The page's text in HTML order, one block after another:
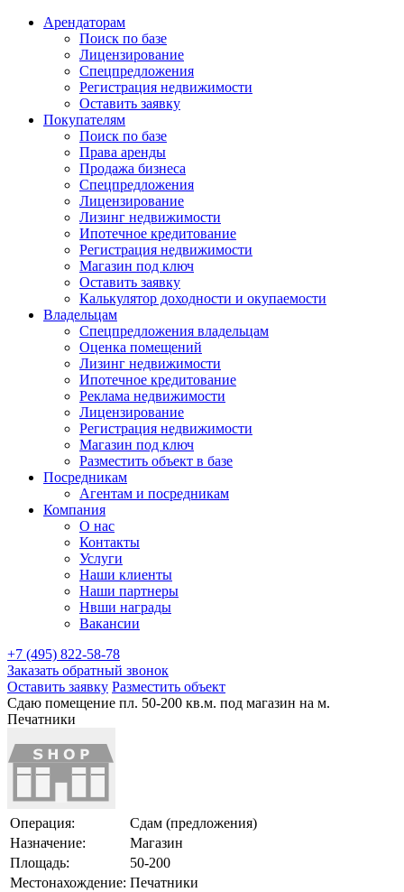
Арендаторам
Поиск по базе
Лицензирование
Спецпредложения
Регистрация недвижимости
Оставить заявку
Покупателям
Поиск по базе
Права аренды
Продажа бизнеса
Спецпредложения
Лицензирование
Лизинг недвижимости
Ипотечное кредитование
Регистрация недвижимости
Магазин под ключ
Оставить заявку
Калькулятор доходности и окупаемости
Владельцам
Спецпредложения владельцам
Оценка помещений
Лизинг недвижимости
Ипотечное кредитование
Реклама недвижимости
Лицензирование
Регистрация недвижимости
Магазин под ключ
Разместить объект в базе
Посредникам
Агентам и посредникам
Компания
О нас
Контакты
Услуги
Наши клиенты
Наши партнеры
Нвши награды
Вакансии
+7 (495) 822-58-78
Заказать обратный звонок
Оставить заявку Разместить объект
Сдаю помещение пл. 50-200 кв.м. под магазин на м.
Печатники
Операция:
Сдам (предложения)
Назначение:
Магазин
Площадь:
50-200
Местонахождение: Печатники